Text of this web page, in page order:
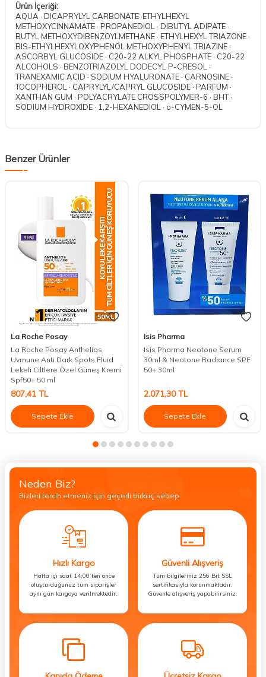
Ürün İçeriği:
AQUA · DICAPRYLYL CARBONATE ·ETHYLHEXYL
METHOXYCINNAMATE · PROPANEDIOL · DIBUTYL ADIPATE ·
BUTYL METHOXYDIBENZOYLMETHANE · ETHYLHEXYL TRIAZONE ·
BIS-ETHYLHEXYLOXYPHENOL METHOXYPHENYL TRIAZINE ·
ASCORBYL GLUCOSIDE · C20-22 ALKYL PHOSPHATE · C20-22
ALCOHOLS · BENZOTRIAZOLYL DODECYL P-CRESOL ·
TRANEXAMIC ACID · SODIUM HYALURONATE · CARNOSINE ·
TOCOPHEROL · CAPRYLYL/CAPRYL GLUCOSIDE · PARFUM ·
XANTHAN GUM · POLYACRYLATE CROSSPOLYMER-6 · BHT ·
SODIUM HYDROXIDE · 1,2-HEXANEDIOL · o-CYMEN-5-OL
Benzer Ürünler
La Roche Posay
La Roche Posay Anthelios
Uvmune Anti Dark Spots Fluid
Lekeli Ciltlere Özel Güneş Kremi
Spf50+ 50 ml
807,41 TL
Sepete Ekle
Isis Pharma
Isis Pharma Neotone Serum
30ml & Neotone Radiance SPF
50+ 30ml
2.071,30TL
Sepete Ekle
Neden Biz?
Bizleri tercih etmeniz için geçerli birkaç sebep.
Hızlı Kargo
Hafta içi saat 14:00’ten önce
oluşturduğunuz tüm siparişler
aynı gün kargoya verilmektedir.
Güvenli Alışveriş
Tüm bilgileriniz 256 Bit SSL
sertifikasıyla korunmaktadır.
Güvenle alışveriş yapabilirsiniz.